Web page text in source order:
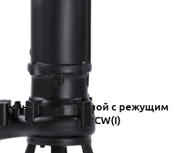
погружной с режущим
80WQ40-22-5.5ACW(I)